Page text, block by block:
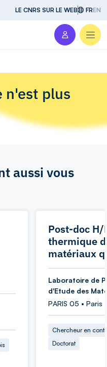
LE CNRS SUR LE WEB FREN
n'est plus
aussi vous
Post-doc
thermique
matériaux
Laboratoire de
d'Etude des
PARIS 05 • Paris
Chercheur en
Doctorat